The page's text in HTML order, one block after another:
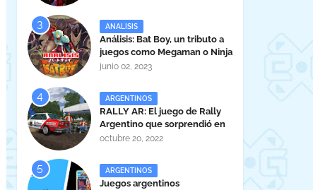
ANALISIS
Análisis: Bat Boy, un tributo a
juegos como Megaman o Ninja
Gaiden
junio 02, 2023
ARGENTINOS
RALLY AR: El juego de Rally
Argentino que sorprendió en
la EVA 2022.
octubre 20, 2022
ARGENTINOS
Juegos argentinos